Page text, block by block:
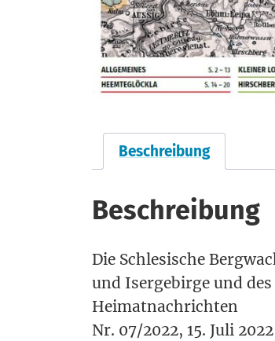
Beschreibung
Beschreibung
Die Schle­si­sche
und Iser­ge­bir­ge und
Heimatnachrichten
Nr. 07/2022, 15. Juli 2022